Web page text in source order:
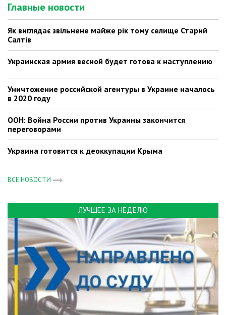
Главные новости
Як виглядає звільнене майже рік тому селище Старий
Салтів
Украинская армия весной будет готова к наступлению
Уничтожение российской агентуры в Украине началось
в 2020 году
ООН: Война России против Украины закончится
переговорами
Украина готовится к деоккупации Крыма
ВСЕ НОВОСТИ
ЛУЧШЕЕ ЗА НЕДЕЛЮ